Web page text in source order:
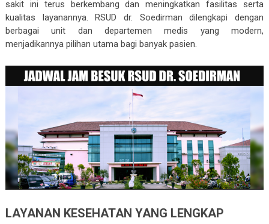
sakit ini terus berkembang dan meningkatkan fasilitas serta
kualitas layanannya. RSUD dr. Soedirman dilengkapi dengan
berbagai unit dan departemen medis yang modern,
menjadikannya pilihan utama bagi banyak pasien.
LAYANAN KESEHATAN YANG LENGKAP